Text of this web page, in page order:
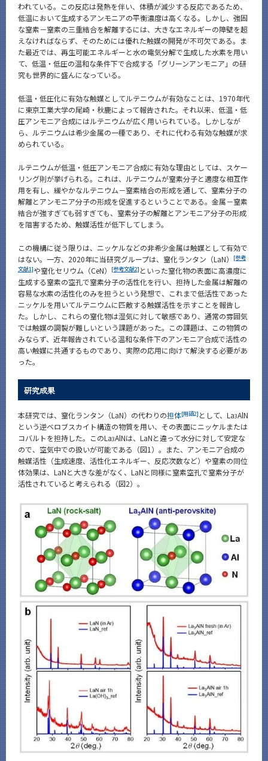
われている。この反応は発熱を伴い、体積が減少する反応であるため、
低温において生成するアンモニアの平衡濃度は高くなる。しかし、強固
な窒素－窒素の三重結合を解離するには、大きなエネルギーの障壁を超
えなければならず、そのためには優れた触媒の開発が不可欠である。ま
た最近では、再生可能エネルギーと水の電気分解で生成した水素を用い
て、低温・低圧の温和な条件下で合成する「グリーンアンモニア」の研
究も世界的に盛んになっている。
低温・低圧化に有効な触媒としてルテニウムが有効なことは、1970年代
に東京工業大学の尾崎・秋鹿によって報告された。それ以来、低温・低
圧アンモニア合成にはルテニウムが広く用いられている。しかしなが
ら、ルテニウムは希少金属の一種であり、それに代わる有効な触媒が求
められている。
ルテニウムが低温・低圧アンモニア合成に有効な理由としては、スケー
リング則が挙げられる。これは、ルテニウムが窒素分子と適度な相互作
用を有し、緩やかなルテニウム－窒素結合の形成を通して、窒素分子の
解離とアンモニア分子の形成を促進するということである。金属－窒素
結合が強すぎても弱すぎても、窒素分子の解離とアンモニア分子の形成
を阻害するため、触媒活性が低下してしまう。
この機構に従う限りは、ニッケルなどの非希少金属は触媒として有効で
はない。一方、2020年に当研究グループは、窒化ランタン（LaN）
[参考
文献1]や窒化セリウム（CeN） [参考文献2] といった窒化物の表面に高濃度に
生成する窒素の空孔で窒素分子の活性化を行い、担持した金属は解離の
容易な水素の活性化のみを担うという発想で、これまで低活性であった
ニッケルを用いてルテニウムに匹敵する触媒活性を示すことを報告し
た。しかし、これらの窒化物は湿気に対して敏感であり、通常の雰囲気
では触媒の調製が難しいという課題があった。この課題は、この物質の
みならず、近年報告されている温和な条件下のアンモニア合成で活性の
高い触媒に共通するものであり、実際の応用に向けて解決する必要があ
った。
研究成果
本研究では、窒化ランタン（LaN）の代わりの担体[用語2] として、La3AlN
という逆ベロブスカイト構造の物質を用い、その表面にニッケルまたは
コバルトを担持した。このLa3AlNは、LaNと違って水分に対して安定な
ので、空気中での扱いが可能である（図1）。また、アンモニア合成の
触媒活性（生成速度、活性化エネルギー、反応次数など）や窒素の同位
体効果は、LaNと大きな差がなく、LaNと同様に窒素空孔で窒素分子が
活性されていると考えられる（図2）。